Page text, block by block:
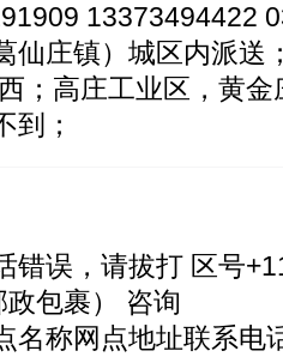
13373494422
仙庄镇）城区内派送
；高庄工业区，黄金
到；
错误，请拔打 区号
包裹） 咨询
名称网点地址联系电